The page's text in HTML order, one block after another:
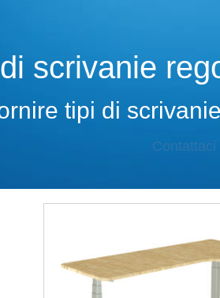
scrivanie
tipi di
Contattaci